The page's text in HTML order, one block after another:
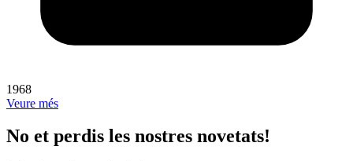
1968
Veure més
No et perdis les nostres novetats!